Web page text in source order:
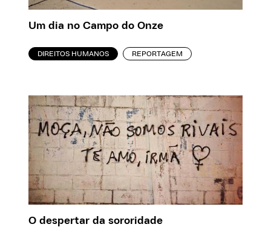
Um dia no Campo do Onze
DIREITOS HUMANOS REPORTAGEM
O despertar da sororidade